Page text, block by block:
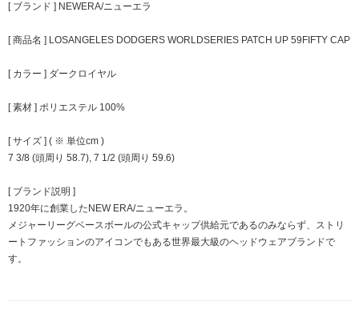
[ ブランド ] NEWERA/ニューエラ
[ 商品名 ] LOSANGELES DODGERS WORLDSERIES PATCH UP 59FIFTY CAP
[ カラー ] ダークロイヤル
[ 素材 ] ポリエステル 100%
[ サイズ ] ( ※ 単位cm )
7 3/8 (頭周り 58.7), 7 1/2 (頭周り 59.6)
[ ブランド説明 ]
1920年に創業したNEW ERA/ニューエラ。
メジャーリーグベースボールの公式キャップ供給元であるのみならず、ストリ
ートファッションのアイコンでもある世界最大級のヘッドウェアブランドで
す。